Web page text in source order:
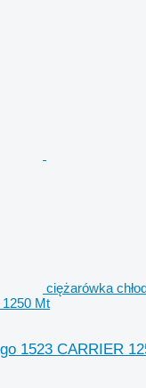
ciężarówka
Mt
1523 CARRIER